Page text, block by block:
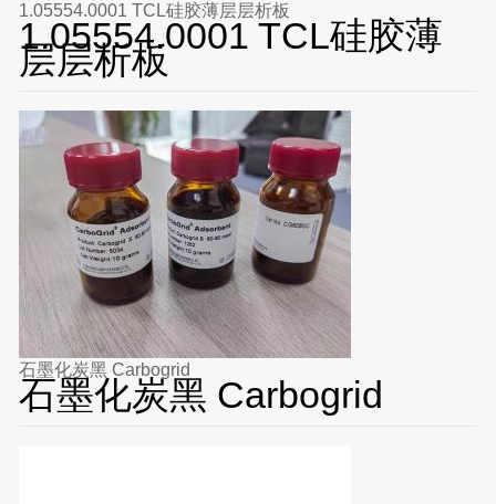
1.05554.0001 TCL硅胶薄层层析板
1.05554.0001 TCL硅胶薄
层层析板
石墨化炭黑 Carbogrid
石墨化炭黑 Carbogrid